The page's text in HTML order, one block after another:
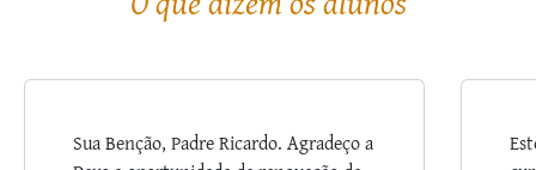
Sua Benção, Padre Ricardo. Agradeço a